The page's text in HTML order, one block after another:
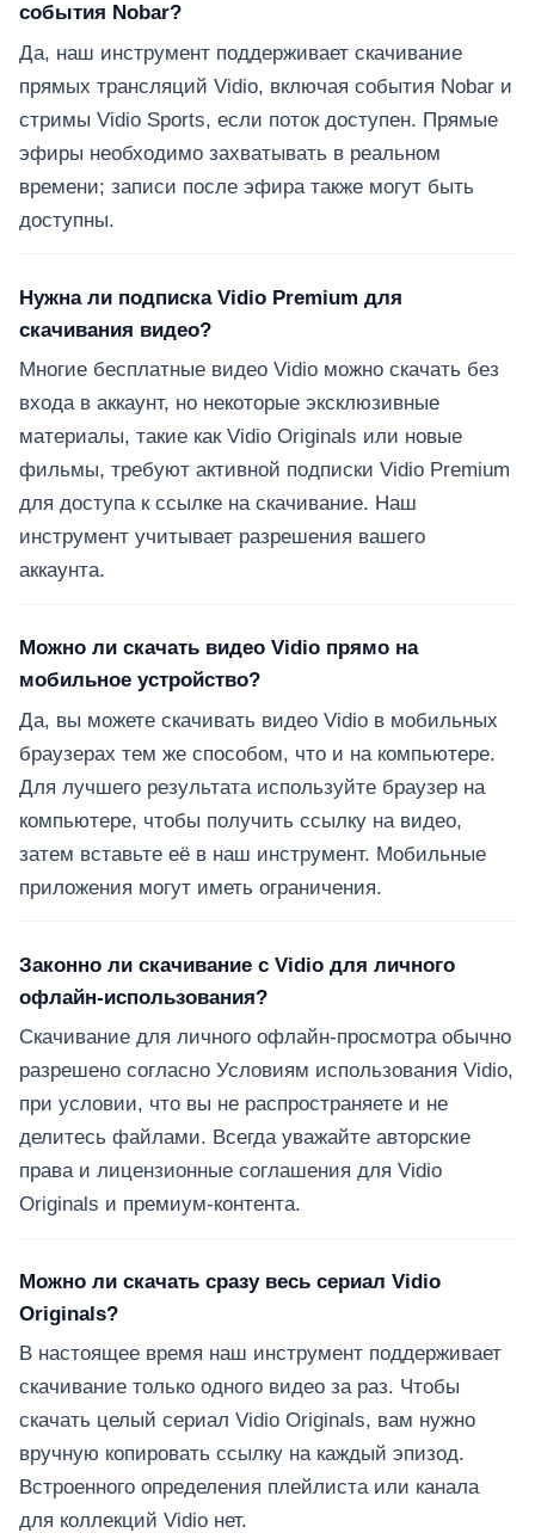
события Nobar?
Да, наш инструмент поддерживает скачивание
прямых трансляций Vidio, включая события Nobar и
стримы Vidio Sports, если поток доступен. Прямые
эфиры необходимо захватывать в реальном
времени; записи после эфира также могут быть
доступны.
Нужна ли подписка Vidio Premium для
скачивания видео?
Многие бесплатные видео Vidio можно скачать без
входа в аккаунт, но некоторые эксклюзивные
материалы, такие как Vidio Originals или новые
фильмы, требуют активной подписки Vidio Premium
для доступа к ссылке на скачивание. Наш
инструмент учитывает разрешения вашего
аккаунта.
Можно ли скачать видео Vidio прямо на
мобильное устройство?
Да, вы можете скачивать видео Vidio в мобильных
браузерах тем же способом, что и на компьютере.
Для лучшего результата используйте браузер на
компьютере, чтобы получить ссылку на видео,
затем вставьте её в наш инструмент. Мобильные
приложения могут иметь ограничения.
Законно ли скачивание с Vidio для личного
офлайн-использования?
Скачивание для личного офлайн-просмотра обычно
разрешено согласно Условиям использования Vidio,
при условии, что вы не распространяете и не
делитесь файлами. Всегда уважайте авторские
права и лицензионные соглашения для Vidio
Originals и премиум-контента.
Можно ли скачать сразу весь сериал Vidio
Originals?
В настоящее время наш инструмент поддерживает
скачивание только одного видео за раз. Чтобы
скачать целый сериал Vidio Originals, вам нужно
вручную копировать ссылку на каждый эпизод.
Встроенного определения плейлиста или канала
для коллекций Vidio нет.